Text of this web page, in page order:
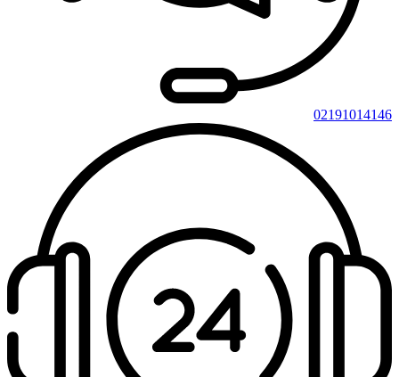
02191014146